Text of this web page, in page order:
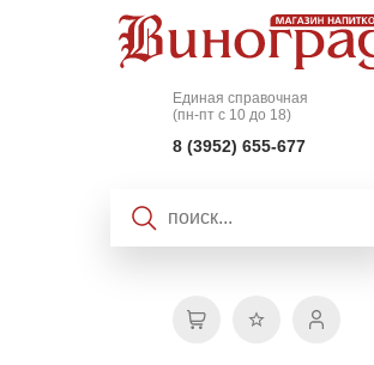
Единая справочная
(пн-пт с 10 до 18)
8 (3952) 655-677